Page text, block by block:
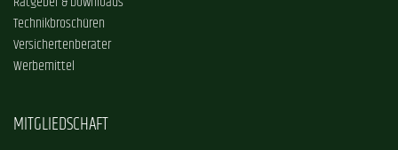
Technikbroschüren
Versichertenberater
Werbemittel
MITGLIEDSCHAFT